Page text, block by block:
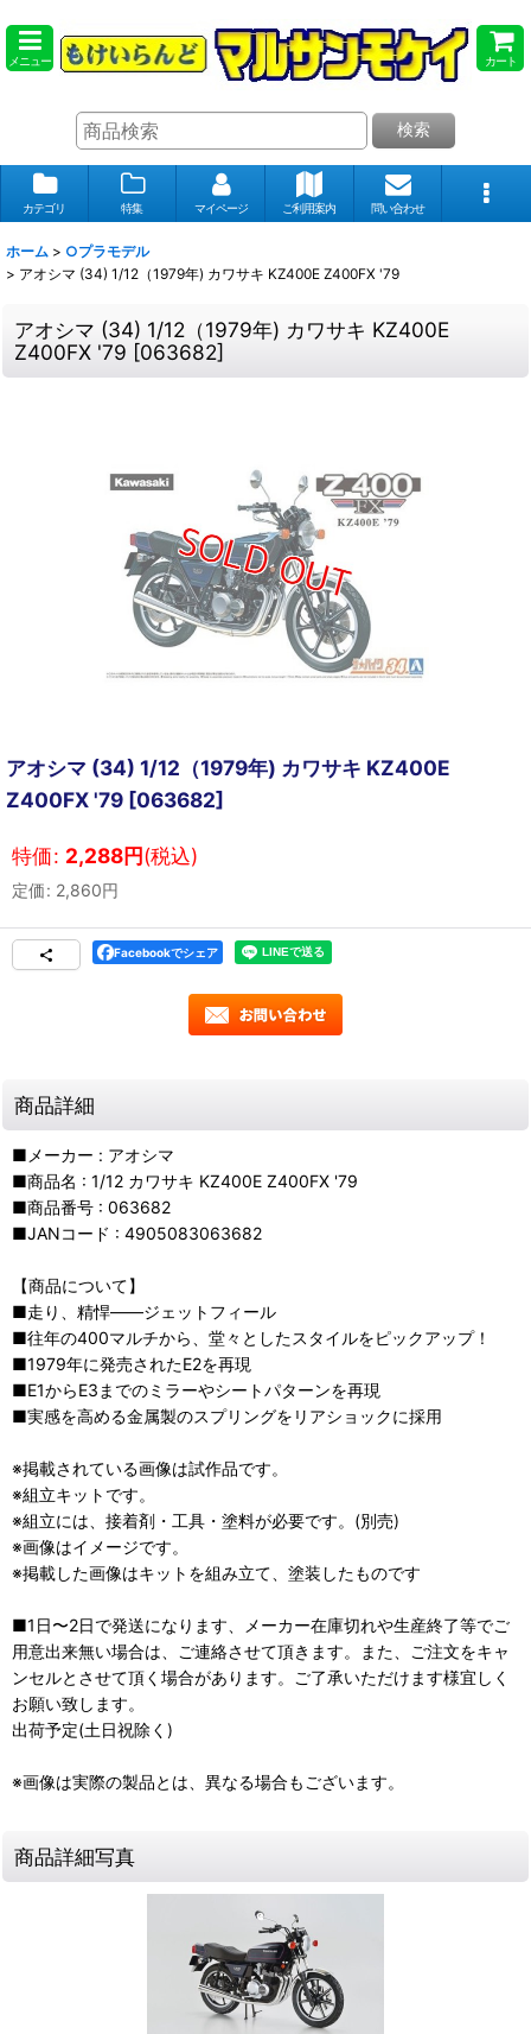
メニュー カート
検索
カテゴリ 特集 マイページ ご利用案内 問い合わせ
ホーム > ○プラモデル
> アオシマ (34) 1/12（1979年) カワサキ KZ400E Z400FX '79
アオシマ (34) 1/12（1979年) カワサキ KZ400E
Z400FX '79 [063682]
アオシマ (34) 1/12（1979年) カワサキ KZ400E
Z400FX '79 [063682]
特価: 2,288円(税込)
定価: 2,860円
Facebookでシェア
商品詳細
■メーカー : アオシマ
■商品名 : 1/12 カワサキ KZ400E Z400FX '79
■商品番号 : 063682
■JANコード : 4905083063682
【商品について】
■走り、精悍――ジェットフィール
■往年の400マルチから、堂々としたスタイルをピックアップ！
■1979年に発売されたE2を再現
■E1からE3までのミラーやシートパターンを再現
■実感を高める金属製のスプリングをリアショックに採用
※掲載されている画像は試作品です。
※組立キットです。
※組立には、接着剤・工具・塗料が必要です。(別売)
※画像はイメージです。
※掲載した画像はキットを組み立て、塗装したものです
■1日〜2日で発送になります、メーカー在庫切れや生産終了等でご
用意出来無い場合は、ご連絡させて頂きます。また、ご注文をキャ
ンセルとさせて頂く場合があります。ご了承いただけます様宜しく
お願い致します。
出荷予定(土日祝除く)
※画像は実際の製品とは、異なる場合もございます。
商品詳細写真